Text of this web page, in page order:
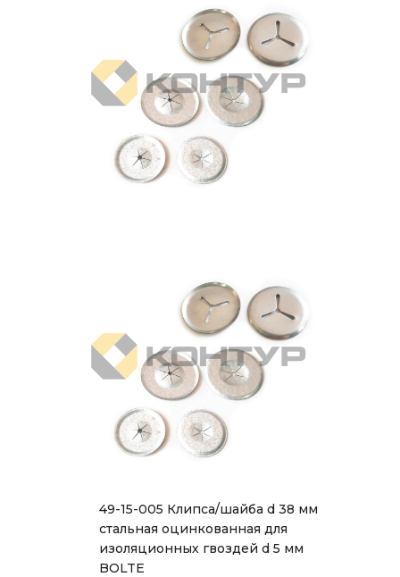
49-15-005 Клипса/шайба d 38 мм
стальная оцинкованная для
изоляционных гвоздей d 5 мм
BOLTE